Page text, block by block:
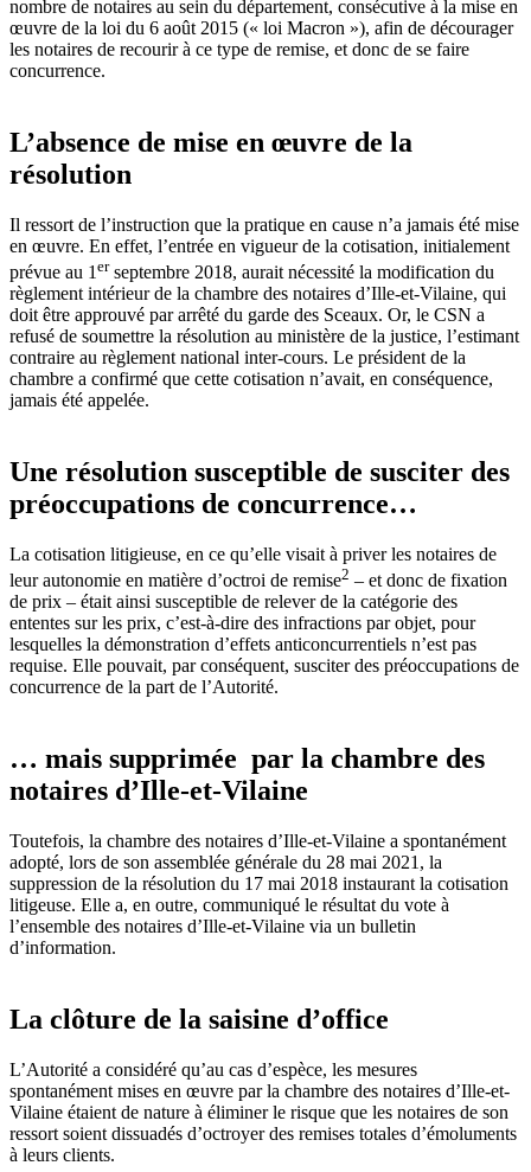
nombre de notaires au sein du département, consécutive à la mise en
œuvre de la loi du 6 août 2015 (« loi Macron »), afin de décourager
les notaires de recourir à ce type de remise, et donc de se faire
concurrence.
L’absence de mise en œuvre de la
résolution
Il ressort de l’instruction que la pratique en cause n’a jamais été mise
en œuvre. En effet, l’entrée en vigueur de la cotisation, initialement
prévue au 1 erseptembre 2018, aurait nécessité la modification du
règlement intérieur de la chambre des notaires d’Ille-et-Vilaine, qui
doit être approuvé par arrêté du garde des Sceaux. Or, le CSN a
refusé de soumettre la résolution au ministère de la justice, l’estimant
contraire au règlement national inter-cours. Le président de la
chambre a confirmé que cette cotisation n’avait, en conséquence,
jamais été appelée.
Une résolution susceptible de susciter des
préoccupations de concurrence…
La cotisation litigieuse, en ce qu’elle visait à priver les notaires de
leur autonomie en matière d’octroi de remise2 – et donc de fixation
de prix – était ainsi susceptible de relever de la catégorie des
ententes sur les prix, c’est-à-dire des infractions par objet, pour
lesquelles la démonstration d’effets anticoncurrentiels n’est pas
requise. Elle pouvait, par conséquent, susciter des préoccupations de
concurrence de la part de l’Autorité.
… mais supprimée par la chambre des
notaires d’Ille-et-Vilaine
Toutefois, la chambre des notaires d’Ille-et-Vilaine a spontanément
adopté, lors de son assemblée générale du 28 mai 2021, la
suppression de la résolution du 17 mai 2018 instaurant la cotisation
litigeuse. Elle a, en outre, communiqué le résultat du vote à
l’ensemble des notaires d’Ille-et-Vilaine via un bulletin
d’information.
La clôture de la saisine d’office
L’Autorité a considéré qu’au cas d’espèce, les mesures
spontanément mises en œuvre par la chambre des notaires d’Ille-et-
Vilaine étaient de nature à éliminer le risque que les notaires de son
ressort soient dissuadés d’octroyer des remises totales d’émoluments
à leurs clients.